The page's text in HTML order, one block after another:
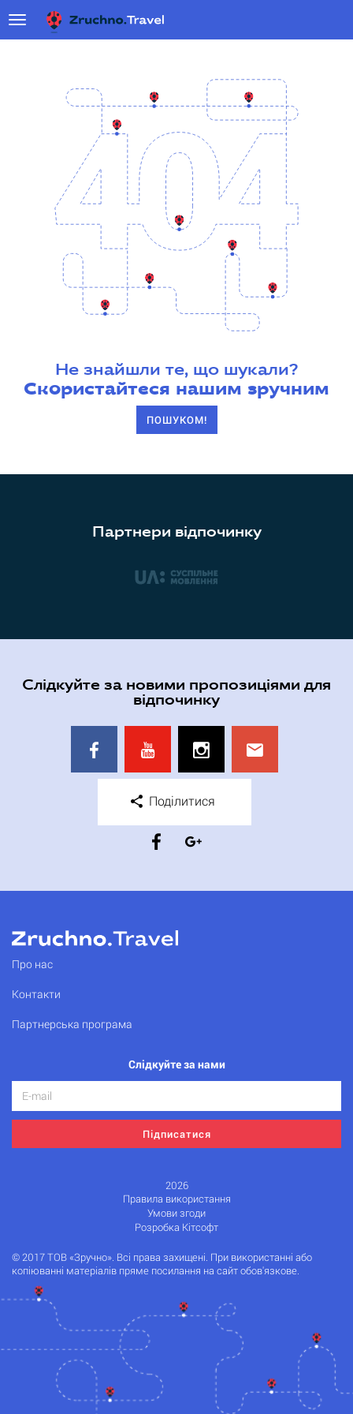
Не знайшли те, що шукали?
Скористайтеся нашим зручним
ПОШУКОМ!
Партнери відпочинку
Слідкуйте за новими пропозиціями для
відпочинку
Поділитися
Про нас
Контакти
Партнерська програма
Слідкуйте за нами
Підписатися
2026
Правила використання
Умови згоди
Розробка Кітсофт
© 2017 ТОВ «Зручно». Всі права захищені. При використанні або
копіюванні матеріалів пряме посилання на сайт обов'язкове.